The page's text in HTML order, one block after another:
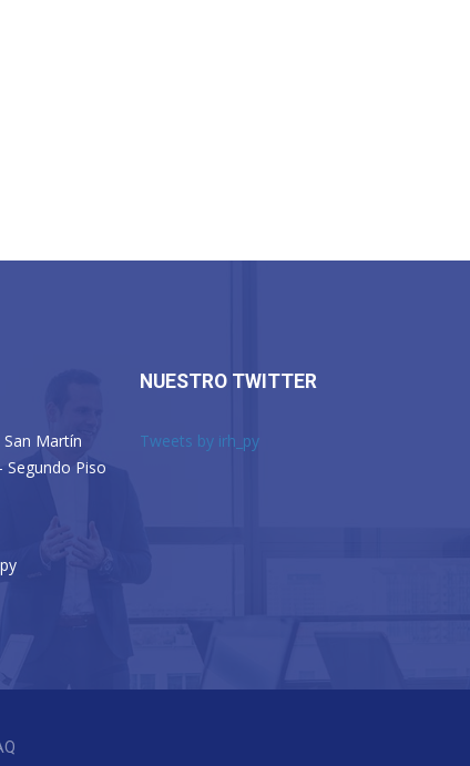
Martín
Segundo Piso
NUESTRO TWITTER
Tweets by irh_py